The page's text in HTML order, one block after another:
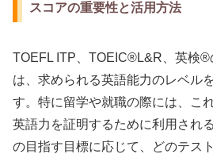
スコアの重要性と活用方法
TOEFL ITP、TOEIC®L&R、英検®
は、求められる英語能力のレベル
す。特に留学や就職の際には、こ
英語力を証明するために利用され
の目指す目標に応じて、どのテス